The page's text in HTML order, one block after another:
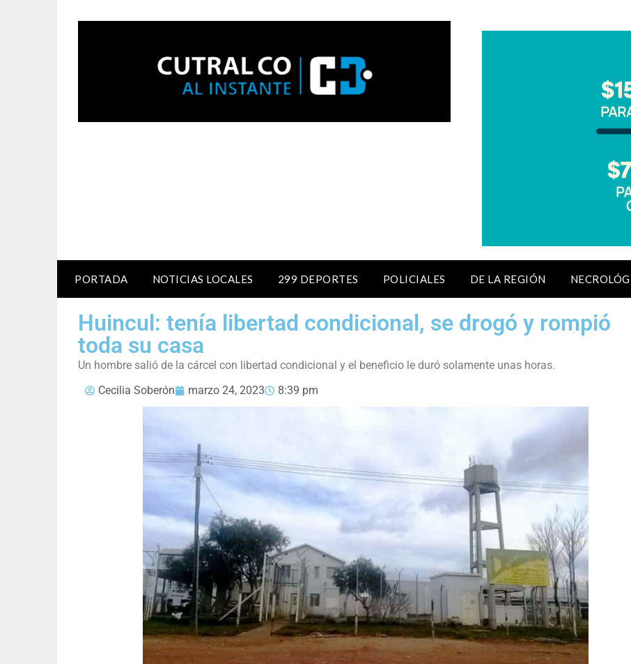
PORTADA NOTICIAS LOCALES 299 DEPORTES POLICIALES DE LA REGIÓN
Huincul: tenía libertad condicional, se drogó y rompió
toda su casa
Un hombre salió de la cárcel con libertad condicional y el beneficio le duró solamente unas horas.
Cecilia Soberón
marzo 24, 2023 8:39 pm